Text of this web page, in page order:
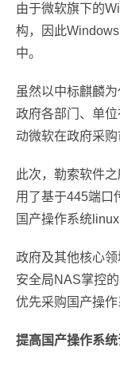
由于微软旗下的
构，因此
中。
虽然以中标麒麟
政府各部门、单
动微软在政府采购
此次，勒索软件
用了基于445端口
国产操作系统
政府及其他核心
安全局NAS掌控
优先采购国产操作
提高国产操作系